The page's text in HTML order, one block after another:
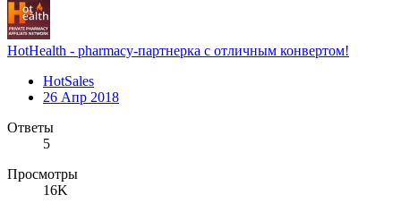
HotHealth - pharmacy-партнерка с отличным конвертом!
HotSales
26 Апр 2018
Ответы
5
Просмотры
16K